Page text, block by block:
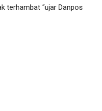
terhambat “ujar Danpos